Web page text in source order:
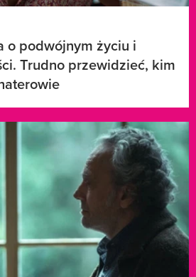
o podwójnym życiu i
Trudno przewidzieć, kim